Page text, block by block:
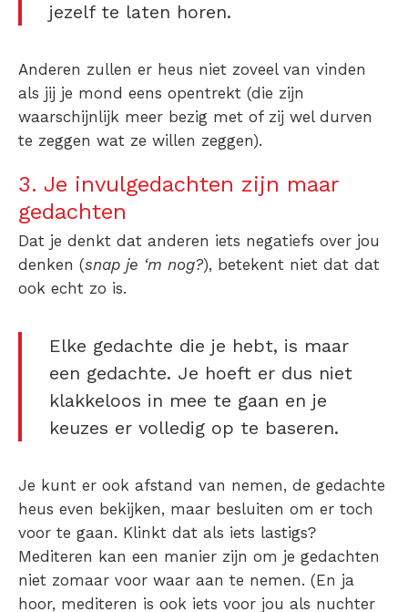
jezelf te laten horen.
Anderen zullen er heus niet zoveel van vinden
als jij je mond eens opentrekt (die zijn
waarschijnlijk meer bezig met of zij wel durven
te zeggen wat ze willen zeggen).
3. Je invulgedachten zijn maar
gedachten
Dat je denkt dat anderen iets negatiefs over jou
denken (snap je ‘m nog?), betekent niet dat dat
ook echt zo is.
Elke gedachte die je hebt, is maar
een gedachte. Je hoeft er dus niet
klakkeloos in mee te gaan en je
keuzes er volledig op te baseren.
Je kunt er ook afstand van nemen, de gedachte
heus even bekijken, maar besluiten om er toch
voor te gaan. Klinkt dat als iets lastigs?
Mediteren kan een manier zijn om je gedachten
niet zomaar voor waar aan te nemen. (En ja
hoor, mediteren is ook iets voor jou als nuchter